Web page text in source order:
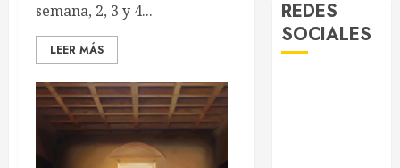
Este próximo fin de
semana, 2, 3 y 4...
REDES
SOCIALES